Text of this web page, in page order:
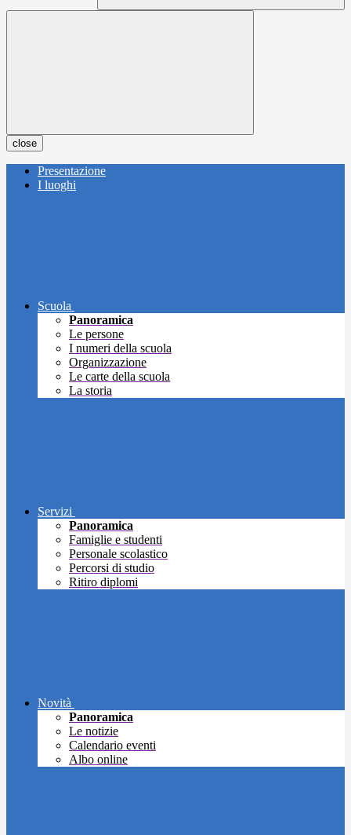
close
Presentazione
I luoghi
Scuola
Panoramica
Le persone
I numeri della scuola
Organizzazione
Le carte della scuola
La storia
Servizi
Panoramica
Famiglie e studenti
Personale scolastico
Percorsi di studio
Ritiro diplomi
Novità
Panoramica
Le notizie
Calendario eventi
Albo online